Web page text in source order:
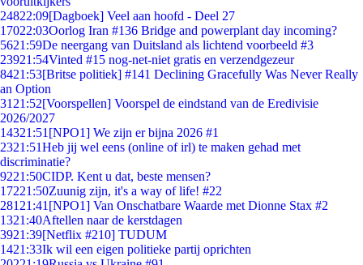
24822:09[Dagboek] Veel aan hoofd - Deel 27
17022:03Oorlog Iran #136 Bridge and powerplant day incoming?
5621:59De neergang van Duitsland als lichtend voorbeeld #3
23921:54Vinted #15 nog-net-niet gratis en verzendgezeur
8421:53[Britse politiek] #141 Declining Gracefully Was Never Really
an Option
31 21:52[Voorspellen] Voorspel de eindstand van de Eredivisie
2026/2027
14321:51 [NPO1] We zijn er bijna 2026 #1
2321:51Heb jij wel eens (online of irl) te maken gehad met
discriminatie?
9221:50CIDP. Kent u dat, beste mensen?
17221:50Zuunig zijn, it's a way of life! #22
281 21:41 [NPO1] Van Onschatbare Waarde met Dionne Stax #2
1321:40Aftellen naar de kerstdagen
3921:39[Netflix #210] TUDUM
1421:33Ik wil een eigen politieke partij oprichten